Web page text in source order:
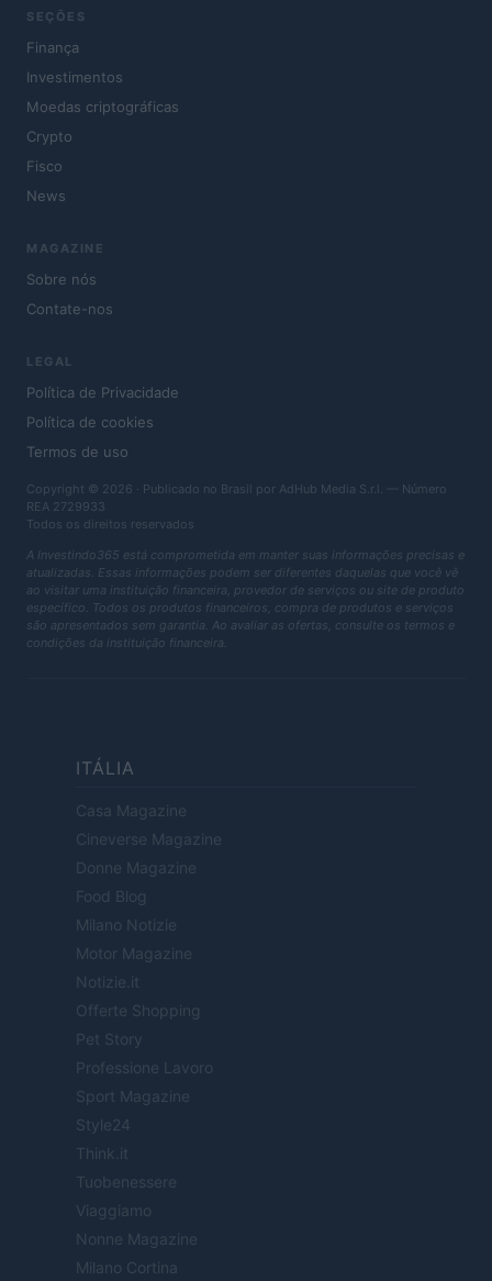
SEÇÕES
Finança
Investimentos
Moedas criptográficas
Crypto
Fisco
News
MAGAZINE
Sobre nós
Contate-nos
LEGAL
Política de Privacidade
Política de cookies
Termos de uso
Copyright © 2026 · Publicado no Brasil por AdHub Media S.r.l. — Número
REA 2729933
Todos os direitos reservados
A Investindo365 está comprometida em manter suas informações precisas e
atualizadas. Essas informações podem ser diferentes daquelas que você vê
ao visitar uma instituição financeira, provedor de serviços ou site de produto
específico. Todos os produtos financeiros, compra de produtos e serviços
são apresentados sem garantia. Ao avaliar as ofertas, consulte os termos e
condições da instituição financeira.
ITÁLIA
Casa Magazine
Cineverse Magazine
Donne Magazine
Food Blog
Milano Notizie
Motor Magazine
Notizie.it
Offerte Shopping
Pet Story
Professione Lavoro
Sport Magazine
Style24
Think.it
Tuobenessere
Viaggiamo
Nonne Magazine
Milano Cortina